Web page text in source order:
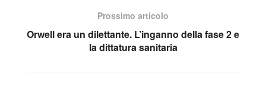
Prossimo articolo
Orwell era un dilettante. L’inganno della fase 2 e
la dittatura sanitaria